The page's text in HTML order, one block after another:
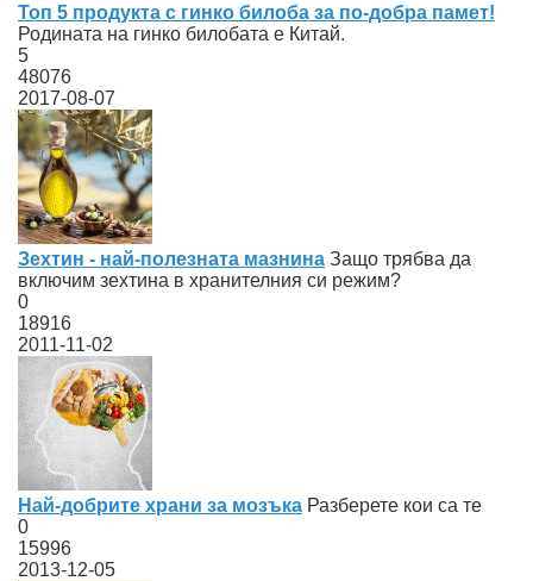
Топ 5 продукта с гинко билоба за по-добра памет!
Родината на гинко билобата е Китай.
5
48076
2017-08-07
Зехтин - най-полезната мазнина Защо трябва да
включим зехтина в хранителния си режим?
0
18916
2011-11-02
Най-добрите храни за мозъка Разберете кои са те
0
15996
2013-12-05